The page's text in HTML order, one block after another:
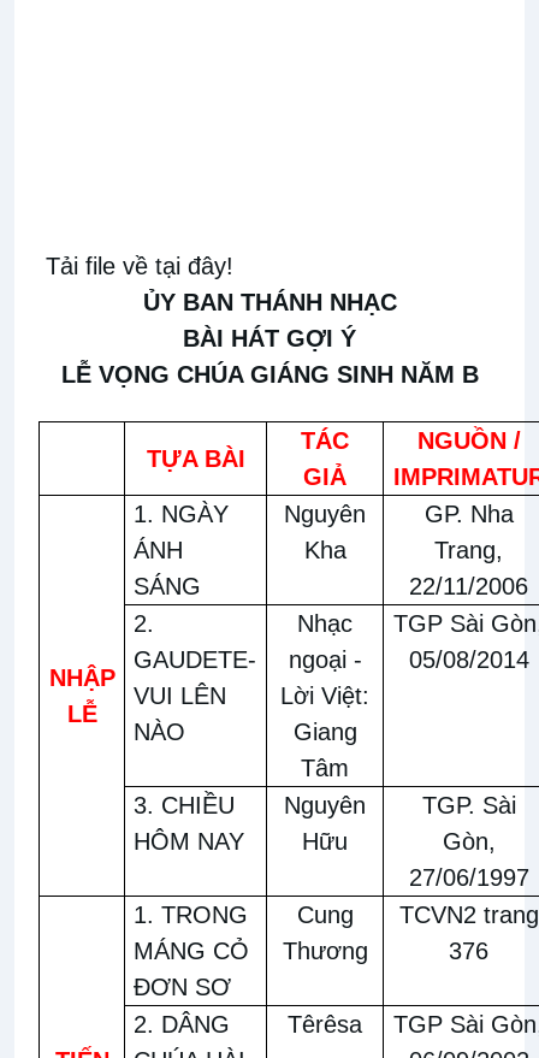
Tải file về tại đây!
ỦY BAN THÁNH NHẠC
BÀI HÁT GỢI Ý
LỄ VỌNG CHÚA GIÁNG SINH NĂM B
TỰA BÀI
TÁC
GIẢ
NGUỒN /
NHẬP
LỄ
1. NGÀY
ÁNH
SÁNG
Nguyên
Kha
GP. Nha
Trang,
22/11/2006
2.
GAUDETE-
VUI LÊN
NÀO
Nhạc
ngoại -
Lời Việt:
Giang
Tâm
TGP Sài
05/08/2014
3. CHIỀU
HÔM NAY
Nguyên
Hữu
TGP. Sài
Gòn,
27/06/1997
1. TRONG
MÁNG CỎ
ĐƠN SƠ
Cung
Thương
TCVN2 trang
376
2. DÂNG
Têrêsa
TGP Sài